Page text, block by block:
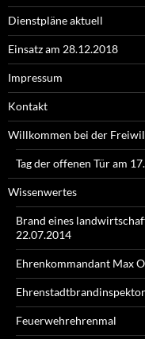
Dienstpläne aktuell
Einsatz am 28.12.2018
Impressum
Kontakt
Willkommen bei der
Tag der offenen Tür am
Wissenwertes
Brand eines
22.07.2014
Ehrenkommandant Max
Feuerwehrehrenmal